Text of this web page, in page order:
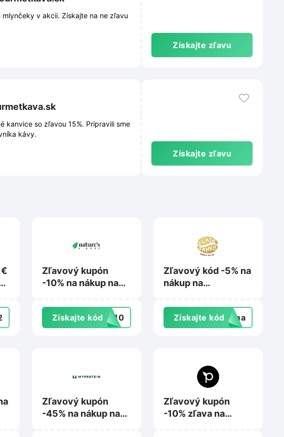
v akcii. Získajte na ne zľavu
Získajte zľavu
kanvice so zľavou 15%. Pripravili sme
kávy.
Získajte zľavu
Zľavový kupón
-10% na nákup na
Získajte kódME10
Zľavový kód -5% na
nákup na
Získajte kóddoma
Zľavový kupón
-45% na nákup na
Zľavový kupón
-10% zľava na